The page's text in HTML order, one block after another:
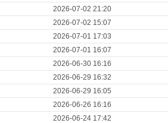
2026-07-02 21:20
2026-07-02 15:07
2026-07-01 17:03
2026-07-01 16:07
2026-06-30 16:16
2026-06-29 16:32
2026-06-29 16:05
2026-06-26 16:16
2026-06-24 17:42